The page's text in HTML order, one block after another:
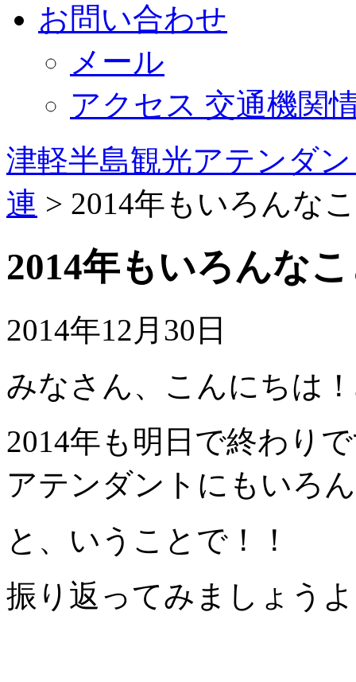
お問い合わせ
メール
アクセス 交通機関
津軽半島観光アテンダ
連 > 2014年もいろんな
2014年もいろんな
2014年12月30日
みなさん、こんにちは
2014年も明日で終わり
アテンダントにもいろ
と、いうことで！！
振り返ってみましょう